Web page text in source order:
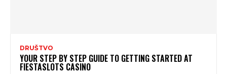
DRUŠTVO
YOUR STEP BY STEP GUIDE TO GETTING STARTED AT
FIESTASLOTS CASINO